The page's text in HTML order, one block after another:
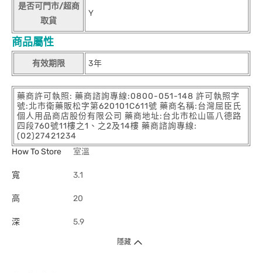
是否可門市/超商
取貨
Y
商品屬性
有效期限 3年
藥商許可執照: 藥商諮詢專線:0800-051-148 許可執照字
號:北市衛藥販松字第620101C611號 藥商名稱:台灣屈臣氏
個人用品商店股份有限公司 藥商地址:台北市松山區八德路
四段760號11樓之1、之2及14樓 藥商諮詢專線:
(02)27421234
How To Store
室溫
寬 3.1
高 20
深 5.9
隱藏